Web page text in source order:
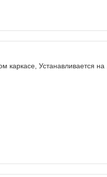
каркасе, Устанавливается на ..